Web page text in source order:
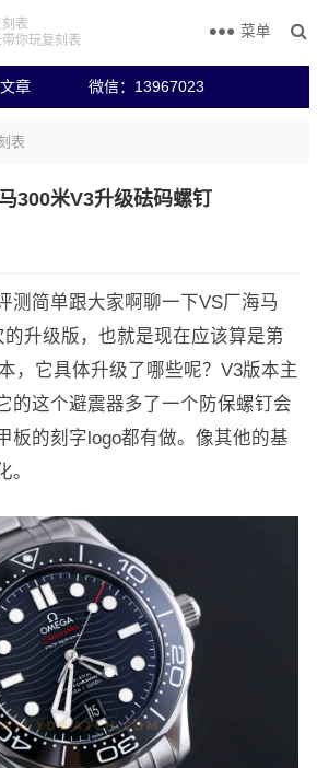
表
你玩复刻表
章 微信：13967023
菜单
表
300米V3升级砝码螺钉
测简单跟大家啊聊一下VS厂海马
升级版，也就是现在应该算是第
，它具体升级了哪些呢？V3版本主
的这个避震器多了一个防保螺钉会
板的刻字logo都有做。像其他的基
。